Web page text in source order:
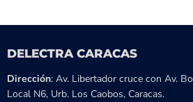
DELECTRA CARACAS
Dirección: Av. Libertador cruce con Av.
Local N6, Urb. Los Caobos, Caracas.